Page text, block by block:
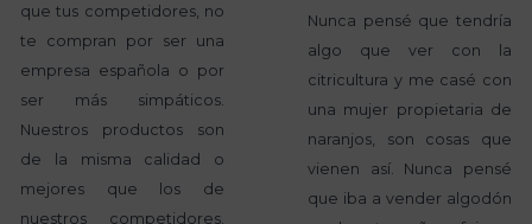
que tus competidores, no
te compran por ser una
empresa española o por
ser más simpáticos.
Nuestros productos son
de la misma calidad o
mejores que los de
nuestros competidores.
Nunca pensé que tendría
algo que ver con la
citricultura y me casé con
una mujer propietaria de
naranjos, son cosas que
vienen así. Nunca pensé
que iba a vender algodón